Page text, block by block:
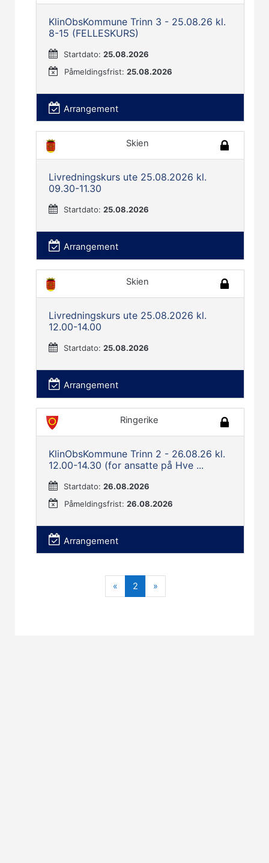
KlinObsKommune Trinn 3 - 25.08.26 kl.
8-15 (FELLESKURS)
Startdato:25.08.2026
Påmeldingsfrist:25.08.2026
Arrangement
Skien
Livredningskurs ute 25.08.2026 kl.
09.30-11.30
Startdato:25.08.2026
Arrangement
Skien
Livredningskurs ute 25.08.2026 kl.
12.00-14.00
Startdato:25.08.2026
Arrangement
Ringerike
KlinObsKommune Trinn 2 - 26.08.26 kl.
12.00-14.30 (for ansatte på Hve ...
Startdato:26.08.2026
Påmeldingsfrist:26.08.2026
Arrangement
« Forrige
2 (nåværende)
»